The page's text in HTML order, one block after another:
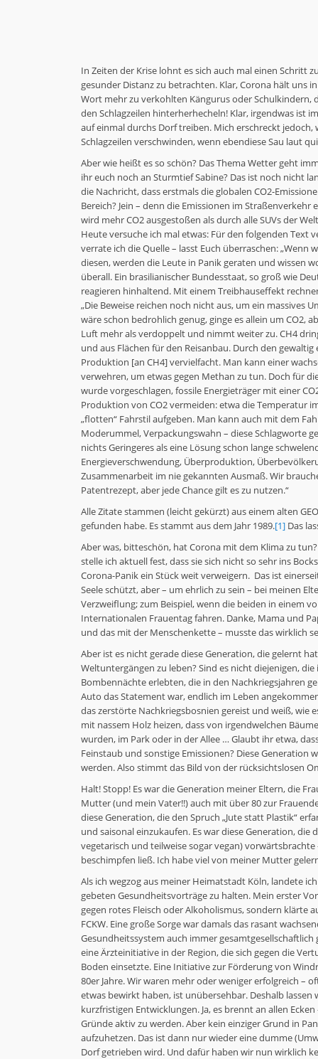
In Zeiten der Krise lohnt es sich auch mal einen Schritt
gesunder Distanz zu betrachten. Klar, Corona hält uns
Wort mehr zu verkohlten Kängurus oder Schulkindern,
den Schlagzeilen hinterherhecheln! Klar, irgendwas ist
auf einmal durchs Dorf treiben. Mich erschreckt jedoch,
Schlagzeilen verschwinden, wenn ebendiese Sau laut
Aber wie heißt es so schön? Das Thema Wetter geht
ihr euch noch an Sturmtief Sabine? Das ist noch nicht
die Nachricht, dass erstmals die globalen CO2-
Bereich? Jein – denn die Emissionen im
wird mehr CO2ausgestoßen als durch alle SUVs der
Heute versuche ich mal etwas: Für den folgenden Text
verrate ich die Quelle – lasst Euch überraschen:
diesen, werden die Leute in Panik geraten und wissen
überall. Ein brasilianischer Bundesstaat, so groß wie
reagieren hinhaltend. Mit einem Treibhauseffekt
„Die Beweise reichen noch nicht aus, um ein massives
wäre schon bedrohlich genug, ginge es allein um CO2,
Luft mehr als verdoppelt und nimmt weiter zu. CH4
und aus Flächen für den Reisanbau. Durch den
Produktion [an CH4] vervielfacht. Man kann einer
verwehren, um etwas gegen Methan zu tun. Doch für
wurde vorgeschlagen, fossile Energieträger mit einer CO
Produktion von CO2vermeiden: etwa die Temperatur
„flotten“ Fahrstil aufgeben. Man kann auch mit dem
Moderummel, Verpackungswahn – diese Schlagworte
nichts Geringeres als eine Lösung schon lange
Energieverschwendung, Überproduktion,
Zusammenarbeit im nie gekannten Ausmaß. Wir
Patentrezept, aber jede Chance gilt es zu nutzen.“
Alle Zitate stammen (leicht gekürzt) aus einem alten
gefunden habe. Es stammt aus dem Jahr 1989.[1] Das
Aber was, bitteschön, hat Corona mit dem Klima zu
stelle ich aktuell fest, dass sie sich nicht so sehr ins
Corona-Panik ein Stück weit verweigern. Das ist
Seele schützt, aber – um ehrlich zu sein – bei meinen
Verzweiflung; zum Beispiel, wenn die beiden in einem
Internationalen Frauentag fahren. Danke, Mama und
und das mit der Menschenkette – musste das wirklich
Aber ist es nicht gerade diese Generation, die gelernt
Weltuntergängen zu leben? Sind es nicht diejenigen,
Bombennächte erlebten, die in den Nachkriegsjahren
Auto das Statement war, endlich im Leben
das zerstörte Nachkriegsbosnien gereist und weiß, wie
mit nassem Holz heizen, dass von irgendwelchen
wurden, im Park oder in der Allee … Glaubt ihr etwa,
Feinstaub und sonstige Emissionen? Diese Generation
werden. Also stimmt das Bild von der rücksichtslosen
Halt! Stopp! Es war die Generation meiner Eltern, die
Mutter (und mein Vater!!) auch mit über 80 zur
diese Generation, die den Spruch „Jute statt Plastik“
und saisonal einzukaufen. Es war diese Generation, die
vegetarisch und teilweise sogar vegan) vorwärtsbrachte
beschimpfen ließ. Ich habe viel von meiner Mutter
Als ich wegzog aus meiner Heimatstadt Köln, landete
gebeten Gesundheitsvorträge zu halten. Mein erster
gegen rotes Fleisch oder Alkoholismus, sondern klärte
FCKW. Eine große Sorge war damals das rasant
Gesundheitssystem auch immer
eine Ärzteinitiative in der Region, die sich gegen die
Boden einsetzte. Eine Initiative zur Förderung von
80er Jahre. Wir waren mehr oder weniger erfolgreich –
etwas bewirkt haben, ist unübersehbar. Deshalb
kurzfristigen Entwicklungen. Ja, es brennt an allen
Gründe aktiv zu werden. Aber kein einziger Grund in
aufzuhetzen. Das ist dann nur wieder eine dumme
Dorf getrieben wird. Und dafür haben wir nun wirklich